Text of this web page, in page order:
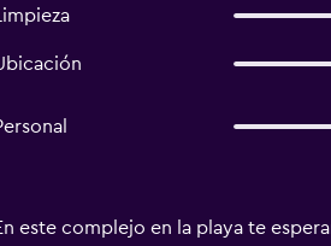
Limpieza
este complejo en la playa te